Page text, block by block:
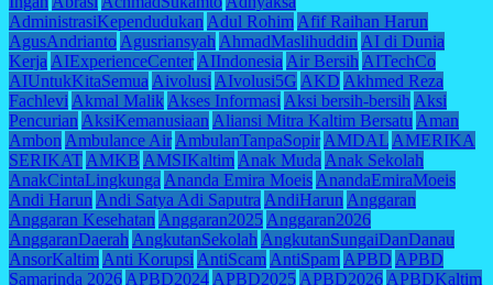
AdministrasiKependudukan Adul Rohim Afif Raihan Harun
AgusAndrianto Agusriansyah AhmadMaslihuddin AI di Dunia
Kerja AIExperienceCenter AIIndonesia Air Bersih AITechCo
AIUntukKitaSemua Aivolusi AIvolusi5G AKD Akhmed Reza
Fachlevi Akmal Malik Akses Informasi Aksi bersih-bersih Aksi
Pencurian AksiKemanusiaan Aliansi Mitra Kaltim Bersatu Aman
Ambon Ambulance Air AmbulanTanpaSopir AMDAL AMERIKA
SERIKAT AMKB AMSIKaltim Anak Muda Anak Sekolah
AnakCintaLingkunga Ananda Emira Moeis AnandaEmiraMoeis
Andi Harun Andi Satya Adi Saputra AndiHarun Anggaran
Anggaran Kesehatan Anggaran2025 Anggaran2026
AnggaranDaerah AngkutanSekolah AngkutanSungaiDanDanau
AnsorKaltim Anti Korupsi AntiScam AntiSpam APBD APBD
Samarinda 2026 APBD2024 APBD2025 APBD2026 APBDKaltim